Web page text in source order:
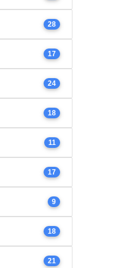
28
17
24
18
11
17
9
18
21